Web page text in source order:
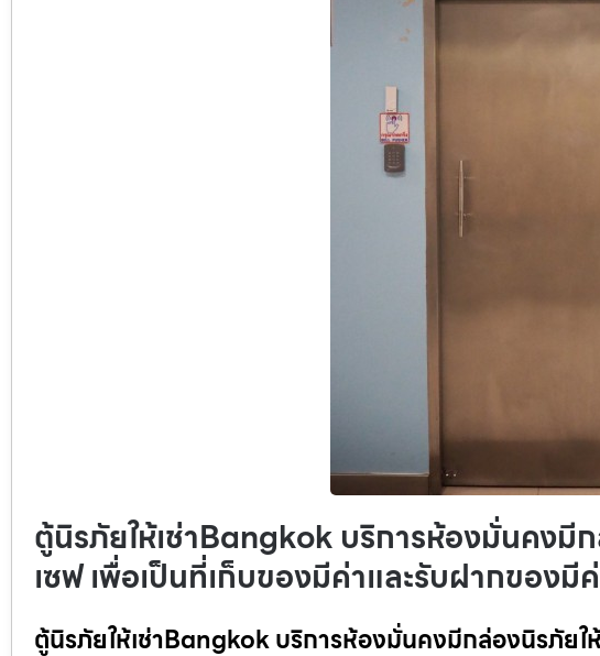
ตู้นิรภัยให้เช่าBangkok บริการห้องมั่นคงมีก
เซฟ เพื่อเป็นที่เก็บของมีค่าและรับฝากของมี
ตู้นิรภัยให้เช่าBangkok บริการห้องมั่นคงมีกล่องนิรภัยใ